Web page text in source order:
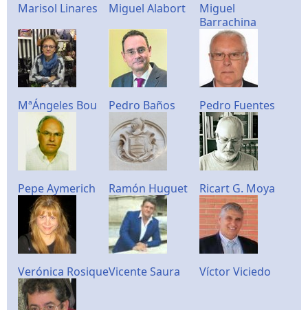
Marisol Linares Miguel Alabort
Miguel
Barrachina
MªÁngeles Bou Pedro Baños Pedro Fuentes
Pepe Aymerich Ramón Huguet Ricart G. Moya
Verónica RosiqueVicente Saura Víctor Viciedo